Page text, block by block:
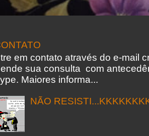
em contato através do e-mail
sua consulta com
Maiores informa...
NÃO